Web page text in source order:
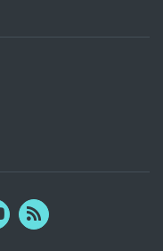
YouTubeRSS